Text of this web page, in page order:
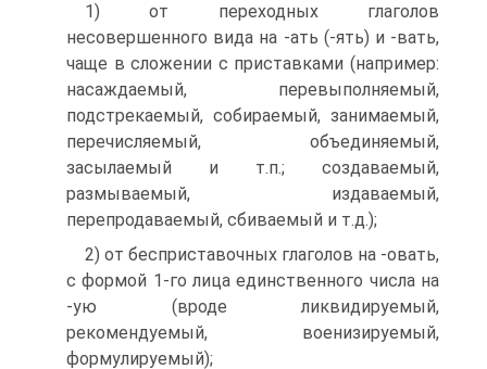
1) от переходных глаголов
несовершенного вида на -ать (-ять) и -вать,
чаще в сложении с приставками (например:
насаждаемый, перевыполняемый,
подстрекаемый, собираемый, занимаемый,
перечисляемый, объединяемый,
засылаемый и т.п.; создаваемый,
размываемый, издаваемый,
перепродаваемый, сбиваемый и т.д.);
2) от бесприставочных глаголов на -овать,
с формой 1-го лица единственного числа на
-ую (вроде ликвидируемый,
рекомендуемый, военизируемый,
формулируемый);